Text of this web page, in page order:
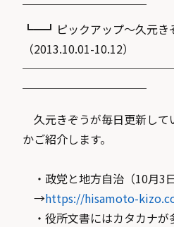
￣￣￣￣￣￣￣￣￣￣￣
┗━┛ピックアップ～久元き
（2013.10.01-10.12）
───────────
久元きぞうが毎日更新して
かご紹介します。
・政党と地方自治（10月3日
→https://hisamoto-
・役所文書にはカタカナが